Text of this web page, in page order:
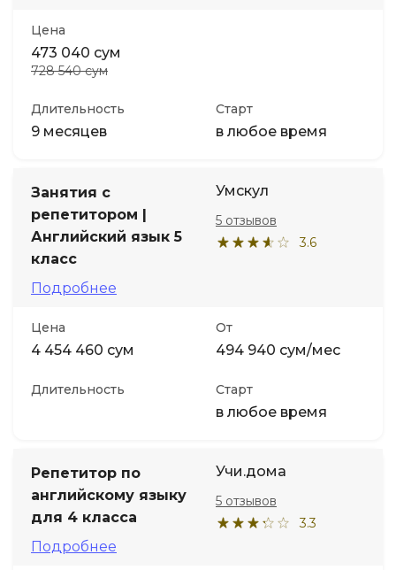
Цена
473 040 сум
728 540 сум
Длительность
9 месяцев
Старт
в любое время
Занятия с
репетитором |
Английский язык 5
класс
Подробнее
Умскул
3.6
5 отзывов
Цена
4 454 460 сум
От
494 940 сум/мес
Длительность Старт
в любое время
Репетитор по
английскому языку
для 4 класса
Подробнее
Учи.дома
3.3
5 отзывов